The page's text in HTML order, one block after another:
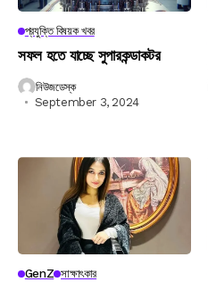
প্রযুক্তি বিষয়ক খবর
সফল হতে যাচ্ছে সুপারকন্ডাকটর
নিউজডেস্ক
September 3, 2024
GenZ সাক্ষাৎকার